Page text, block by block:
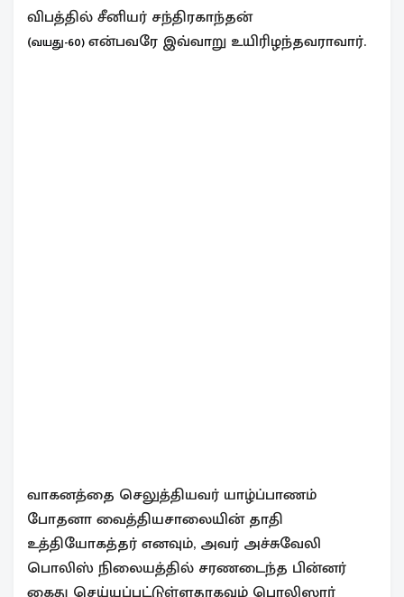
விபத்தில் சீனியர் சந்திரகாந்தன்
(வயது-60)என்பவரே இவ்வாறு உயிரிழந்தவராவார்.
வாகனத்தை செலுத்தியவர் யாழ்ப்பாணம்
போதனா வைத்தியசாலையின் தாதி
உத்தியோகத்தர் எனவும், அவர் அச்சுவேலி
பொலிஸ் நிலையத்தில் சரணடைந்த பின்னர்